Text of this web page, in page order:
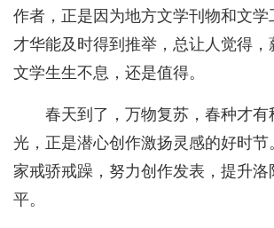
作者，正是因为地方文学刊物和文学
才华能及时得到推举，总让人觉得，
文学生生不息，还是值得。
春天到了，万物复苏，春种才有
光，正是潜心创作激扬灵感的好时
家戒骄戒躁，努力创作发表，提升洛
平。